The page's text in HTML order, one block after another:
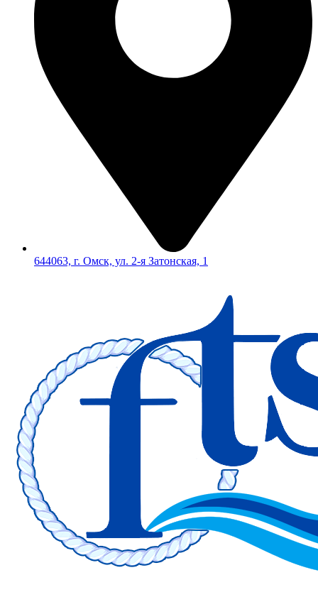
644063, г. Омск, ул. 2-я Затонская, 1